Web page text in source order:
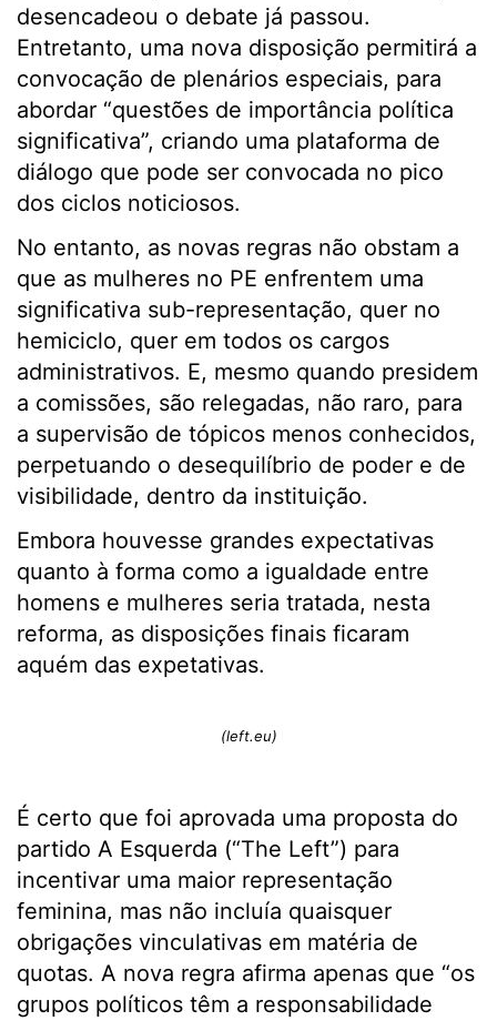
desencadeou o debate já passou.
Entretanto, uma nova disposição permitirá a
convocação de plenários especiais, para
abordar “questões de importância política
significativa”, criando uma plataforma de
diálogo que pode ser convocada no pico
dos ciclos noticiosos.
No entanto, as novas regras não obstam a
que as mulheres no PE enfrentem uma
significativa sub-representação, quer no
hemiciclo, quer em todos os cargos
administrativos. E, mesmo quando presidem
a comissões, são relegadas, não raro, para
a supervisão de tópicos menos conhecidos,
perpetuando o desequilíbrio de poder e de
visibilidade, dentro da instituição.
Embora houvesse grandes expectativas
quanto à forma como a igualdade entre
homens e mulheres seria tratada, nesta
reforma, as disposições finais ficaram
aquém das expetativas.
(left.eu)
É certo que foi aprovada uma proposta do
partido A Esquerda (“The Left”) para
incentivar uma maior representação
feminina, mas não incluía quaisquer
obrigações vinculativas em matéria de
quotas. A nova regra afirma apenas que “os
grupos políticos têm a responsabilidade